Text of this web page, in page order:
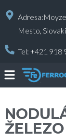
Mesto,
Tel: +421 918
ŽELEZO